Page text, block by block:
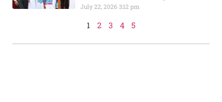
July 22, 20263:12 pm
1 2 3 4 5